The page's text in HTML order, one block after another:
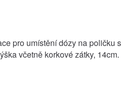
pro umístění dózy na poličku s
včetně korkové zátky, 14cm.